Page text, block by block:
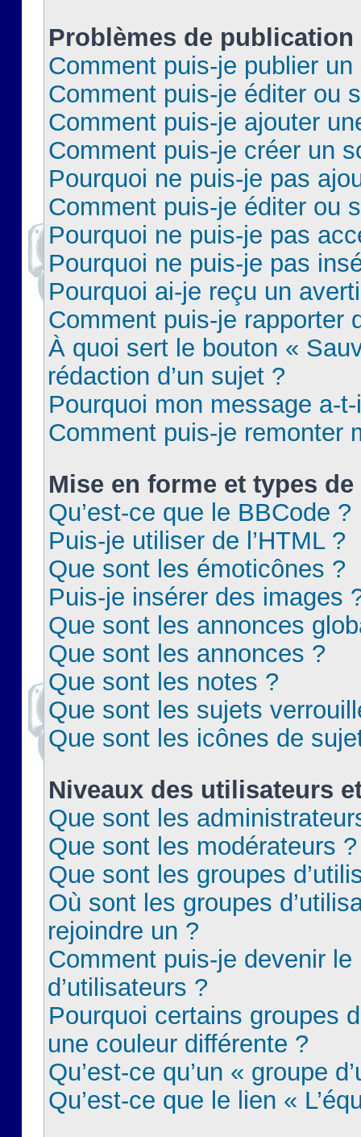
Problèmes de publication
Comment puis-je publier
Comment puis-je éditer ou
Comment puis-je ajouter
Comment puis-je créer un
Pourquoi ne puis-je pas
Comment puis-je éditer ou
Pourquoi ne puis-je pas
Pourquoi ne puis-je pas
Pourquoi ai-je reçu un
Comment puis-je rapporter
À quoi sert le bouton «
rédaction d’un sujet ?
Pourquoi mon message a-
Comment puis-je remonter
Mise en forme et types
Qu’est-ce que le BBCode ?
Puis-je utiliser de l’HTML ?
Que sont les émoticônes ?
Puis-je insérer des images
Que sont les annonces
Que sont les annonces ?
Que sont les notes ?
Que sont les sujets
Que sont les icônes de
Niveaux des utilisateurs
Que sont les
Que sont les modérateurs ?
Que sont les groupes
Où sont les groupes
rejoindre un ?
Comment puis-je devenir le
d’utilisateurs ?
Pourquoi certains groupes
une couleur différente ?
Qu’est-ce qu’un « groupe
Qu’est-ce que le lien «